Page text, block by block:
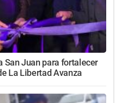
San Juan para fortalecer
La Libertad Avanza